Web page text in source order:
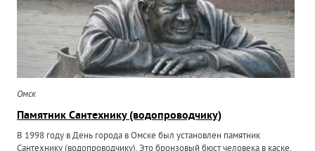
Омск
Памятник Сантехнику (водопроводчику)
В 1998 году в День города в Омске был установлен памятник